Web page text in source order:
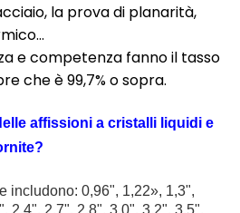
la prova di planarità,
e competenza fanno il tasso
che è 99,7% o sopra.
affissioni a cristalli liquidi e
?
includono: 0,96", 1,22», 1,3",
2,4", 2,7", 2,8", 3,0", 3,2", 3,5",